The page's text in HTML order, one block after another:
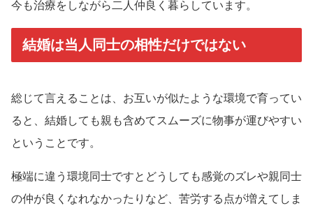
今も治療をしながら二人仲良く暮らしています。
結婚は当人同士の相性だけではない
総じて言えることは、お互いが似たような環境で育ってい
ると、結婚しても親も含めてスムーズに物事が運びやすい
ということです。
極端に違う環境同士ですとどうしても感覚のズレや親同士
の仲が良くなれなかったりなど、苦労する点が増えてしま